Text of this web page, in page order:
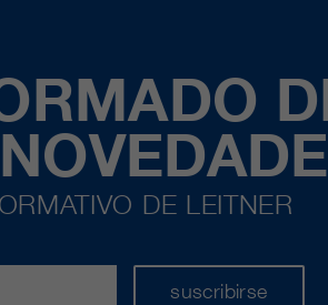
DE LEITNER
suscribirse